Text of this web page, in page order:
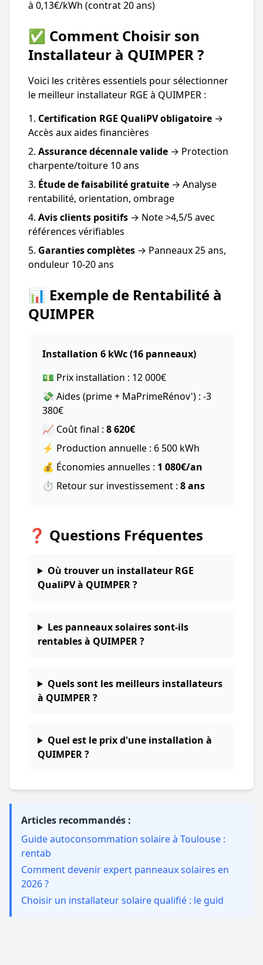
à 0,13€/kWh (contrat 20 ans)
✅ Comment Choisir son
Installateur à QUIMPER ?
Voici les critères essentiels pour sélectionner
le meilleur installateur RGE à QUIMPER :
Certification RGE QualiPV obligatoire →
Accès aux aides financières
Assurance décennale valide → Protection
charpente/toiture 10 ans
Étude de faisabilité gratuite → Analyse
rentabilité, orientation, ombrage
Avis clients positifs → Note >4,5/5 avec
références vérifiables
Garanties complètes → Panneaux 25 ans,
onduleur 10-20 ans
📊 Exemple de Rentabilité à
QUIMPER
Installation 6 kWc (16 panneaux)
💵 Prix installation : 12 000€
💸 Aides (prime + MaPrimeRénov') : -3
380€
📈 Coût final : 8 620€
⚡ Production annuelle : 6 500 kWh
💰 Économies annuelles : 1 080€/an
⏱️ Retour sur investissement : 8 ans
❓ Questions Fréquentes
Où trouver un installateur RGE
QualiPV à QUIMPER ?
Les panneaux solaires sont-ils
rentables à QUIMPER ?
Quels sont les meilleurs installateurs
à QUIMPER ?
Quel est le prix d'une installation à
QUIMPER ?
Articles recommandés :
Guide autoconsommation solaire à Toulouse :
rentab
Comment devenir expert panneaux solaires en
2026 ?
Choisir un installateur solaire qualifié : le guid